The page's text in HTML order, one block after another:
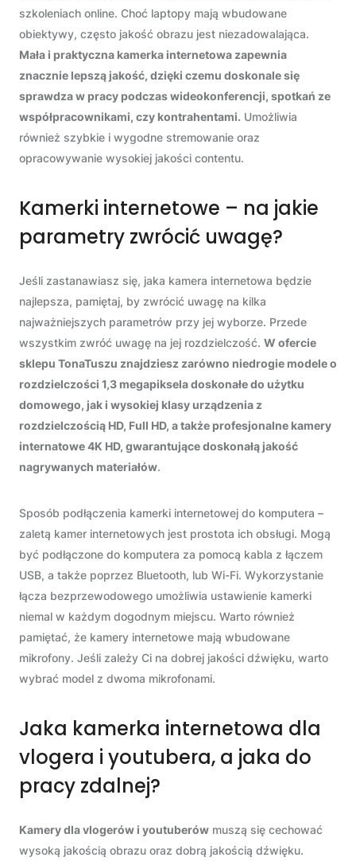
szkoleniach online. Choć laptopy mają wbudowane
obiektywy, często jakość obrazu jest niezadowalająca.
Mała i praktyczna kamerka internetowa zapewnia
znacznie lepszą jakość, dzięki czemu doskonale się
sprawdza w pracy podczas wideokonferencji, spotkań ze
współpracownikami, czy kontrahentami. Umożliwia
również szybkie i wygodne stremowanie oraz
opracowywanie wysokiej jakości contentu.
Kamerki internetowe – na jakie
parametry zwrócić uwagę?
Jeśli zastanawiasz się, jaka kamera internetowa będzie
najlepsza, pamiętaj, by zwrócić uwagę na kilka
najważniejszych parametrów przy jej wyborze. Przede
wszystkim zwróć uwagę na jej rozdzielczość. W ofercie
sklepu TonaTuszu znajdziesz zarówno niedrogie modele o
rozdzielczości 1,3 megapiksela doskonałe do użytku
domowego, jak i wysokiej klasy urządzenia z
rozdzielczością HD, Full HD, a także profesjonalne kamery
internatowe 4K HD, gwarantujące doskonałą jakość
nagrywanych materiałów.
Sposób podłączenia kamerki internetowej do komputera –
zaletą kamer internetowych jest prostota ich obsługi. Mogą
być podłączone do komputera za pomocą kabla z łączem
USB, a także poprzez Bluetooth, lub Wi-Fi. Wykorzystanie
łącza bezprzewodowego umożliwia ustawienie kamerki
niemal w każdym dogodnym miejscu. Warto również
pamiętać, że kamery internetowe mają wbudowane
mikrofony. Jeśli zależy Ci na dobrej jakości dźwięku, warto
wybrać model z dwoma mikrofonami.
Jaka kamerka internetowa dla
vlogera i youtubera, a jaka do
pracy zdalnej?
Kamery dla vlogerów i youtuberów muszą się cechować
wysoką jakością obrazu oraz dobrą jakością dźwięku.